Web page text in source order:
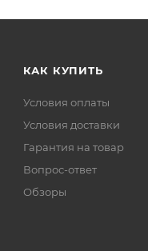
КАК КУПИТЬ
Условия оплаты
Условия доставки
Гарантия на товар
Вопрос-ответ
Обзоры